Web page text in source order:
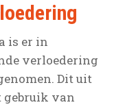
is er in
verloedering
Dit uit
gebruik van